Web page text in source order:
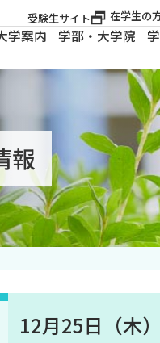
受験生サイト 在学生の
学案内 学部・大学院
学院
活
大学
報
12月25日（木